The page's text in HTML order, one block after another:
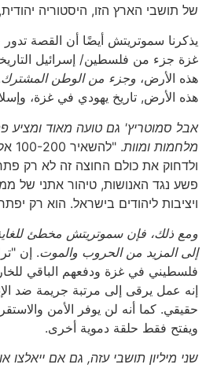
של תושבי הארץ הזו, היסטוריה
يذكرنا سموتريتش أيضًا أن القصة تدور
غزة جزء من فلسطين/ إسرائيل
هذه الأرض، وجزء من الوطن المشترك
هذه الأرض, تاريخ يهودي في غزة،
אבל סמוטריץ' גם טועה מאוד ומציע
מלחמות ומוות
.
ולדחוק את כולם החוצה זה לא רק
פשע נגד האנושות, טיהור אתני של
ויציבות ליהודים בישראל. הוא רק
ومع ذلك، فإن سموتريتش مخطئ
إلى المزيد من الحروب والموت
فلسطيني في غزة ودفعهم الباقي
إنه عمل يرقى إلى مرتبة جريمة ضد
حقيقي. كما أنه لن يوفر الأمن
ويفتح فقط حلقة دموية أخرى.
שני מיליון תושבי עזה, גם אם